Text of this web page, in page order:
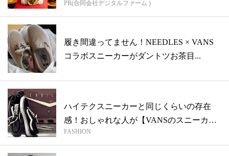
PR(合同会社デジタルファーム )
履き間違ってません！NEEDLES × VANS
コラボスニーカーがダントツお茶目...
ハイテクスニーカーと同じくらいの存在
感！おしゃれな人が【VANSのスニーカ
ー】を...
FASHION